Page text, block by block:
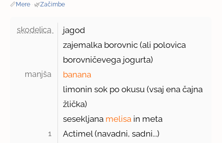
📏Mere · 🌿Začimbe
skodelica
jagod
zajemalka borovnic (ali polovica
borovničevega jogurta)
manjša
banana
limonin sok po okusu (vsaj ena čajna
žlička)
sesekljana melisa in meta
1 Actimel (navadni, sadni...)